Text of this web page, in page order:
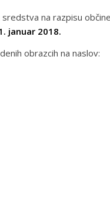
na razpisu
januar 2018.
obrazcih na naslov: